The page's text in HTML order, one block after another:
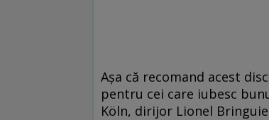
Așa că recomand acest
pentru cei care iubesc
Köln, dirijor Lionel